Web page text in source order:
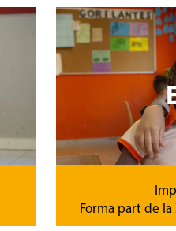
Forma part de la